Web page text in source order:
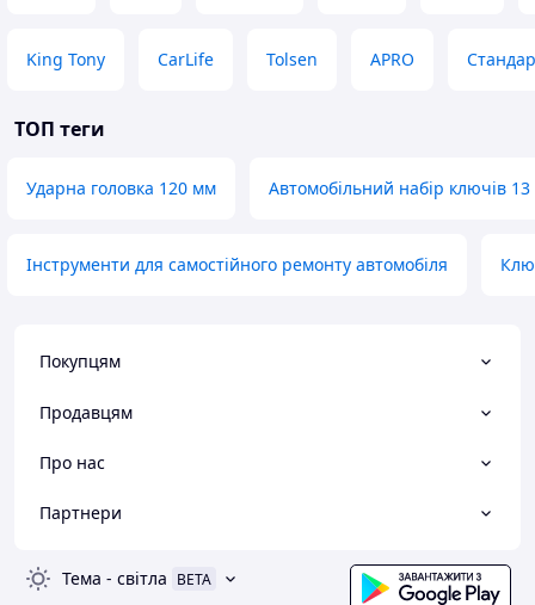
King Tony CarLife Tolsen APRO
ТОП теги
Ударна головка 120 мм Автомобільний набір ключів
Інструменти для самостійного ремонту автомобіля
Покупцям
Продавцям
Про нас
Партнери
Тема - світла BETA